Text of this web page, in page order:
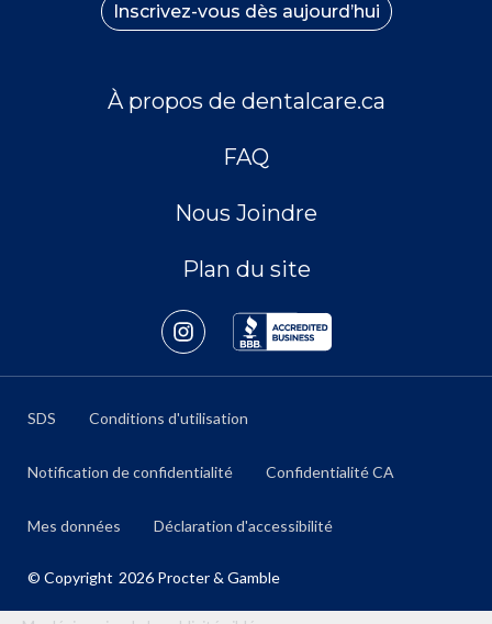
Inscrivez-vous dès aujourd’hui
À propos de dentalcare.ca
FAQ
Nous Joindre
Plan du site
SDS Conditions d'utilisation
Notification de confidentialité Confidentialité CA
Mes données Déclaration d'accessibilité
© Copyright 2026 Procter & Gamble